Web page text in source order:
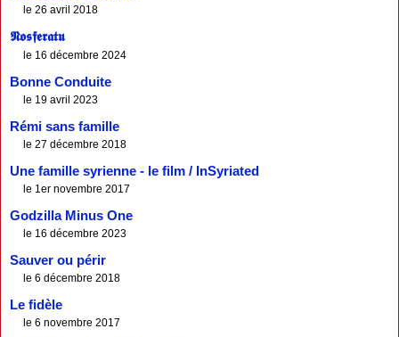
le 26 avril 2018
𝕹𝖔𝖘𝖋𝖊𝖗𝖆𝖙𝖚
le 16 décembre 2024
Bonne Conduite
le 19 avril 2023
Rémi sans famille
le 27 décembre 2018
Une famille syrienne - le film / InSyriated
le 1er novembre 2017
Godzilla Minus One
le 16 décembre 2023
Sauver ou périr
le 6 décembre 2018
Le fidèle
le 6 novembre 2017